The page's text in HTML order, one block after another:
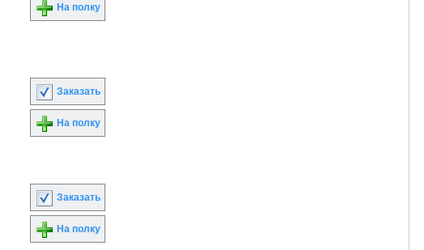
На полку
Заказать
На полку
Заказать
На полку